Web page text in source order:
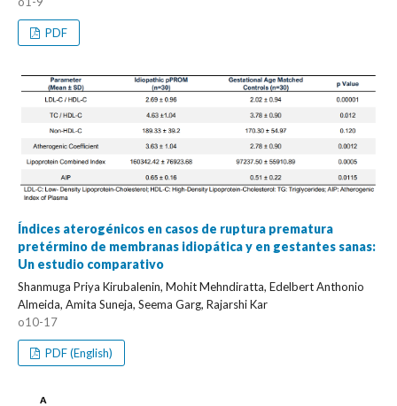
PDF
Índices aterogénicos en casos de ruptura prematura
pretérmino de membranas idiopática y en gestantes sanas:
Un estudio comparativo
Shanmuga Priya Kirubalenin, Mohit Mehndiratta, Edelbert Anthonio
Almeida, Amita Suneja, Seema Garg, Rajarshi Kar
o10-17
PDF (English)